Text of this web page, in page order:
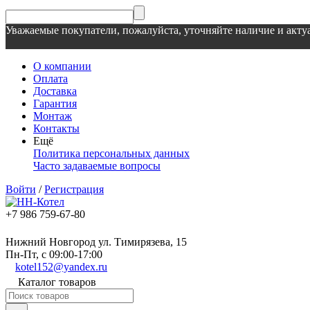
Уважаемые покупатели, пожалуйста, уточняйте наличие и
О компании
Оплата
Доставка
Гарантия
Монтаж
Контакты
Ещё
Политика персональных данных
Часто задаваемые вопросы
Войти /Регистрация
+7 986 759-67-80
Нижний Новгород ул. Тимирязева, 15
Пн-Пт, с 09:00-17:00
kotel152@yandex.ru
Каталог товаров